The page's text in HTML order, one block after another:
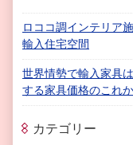
ロココ調インテリア
輸入住宅空間
世界情勢で輸入家具
する家具価格のこれ
カテゴリー